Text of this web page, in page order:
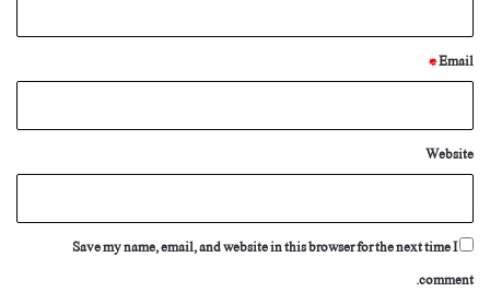
Email
*
Website
Save my name, email, and website in this browser for the next time I
comment.